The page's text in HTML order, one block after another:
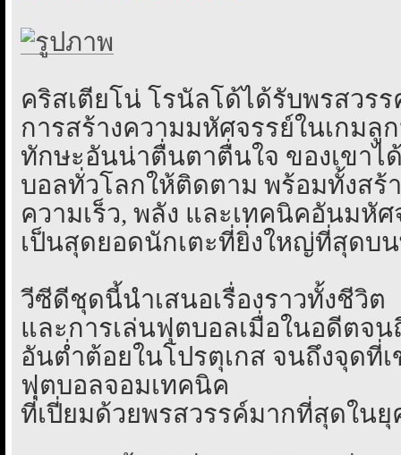
คริสเตียโน่ โรนัลโด้ได้รับพรสวร
การสร้างความมหัศจรรย์ในเกมลู
ทักษะอันน่าตื่นตาตื่นใจ ของเขา
บอลทั่วโลกให้ติดตาม พร้อมทั้งสร้
ความเร็ว, พลัง และเทคนิคอันมหั
เป็นสุดยอดนักเตะที่ยิ่งใหญ่ที่สุดบ
วีซีดีชุดนี้นำเสนอเรื่องราวทั้งชีวิต
และการเล่นฟุตบอลเมื่อในอดีตจ
อันต่ำต้อยในโปรตุเกส จนถึงจุดที่
ฟุตบอลจอมเทคนิค
ที่เปี่ยมด้วยพรสวรรค์มากที่สุดใน